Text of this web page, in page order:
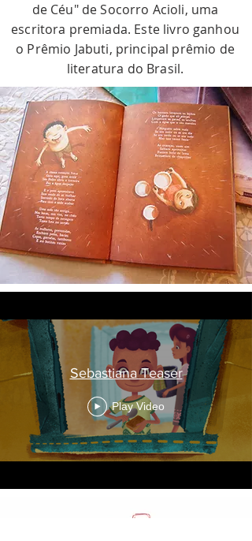
de Céu" de Socorro Acioli, uma
escritora premiada. Este livro ganhou
o Prêmio Jabuti, principal prêmio de
literatura do Brasil.
Sebastiana Teaser
Play Video